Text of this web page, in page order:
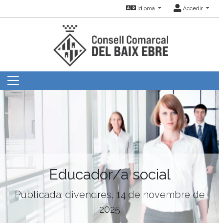
Idioma Accedir
Educador/a social
Publicada: divendres, 14 de novembre de
2025